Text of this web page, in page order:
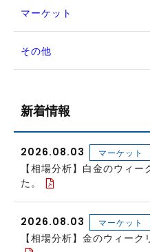
マーケット
その他
新着情報
2026.08.03 マーケット
【相場分析】白金のウィ
た。
2026.08.03 マーケット
【相場分析】金のウィーク